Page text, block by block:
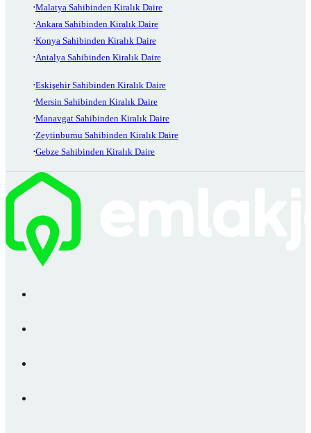
Malatya Sahibinden Kiralık Daire
Ankara Sahibinden Kiralık Daire
Konya Sahibinden Kiralık Daire
Antalya Sahibinden Kiralık Daire
Eskişehir Sahibinden Kiralık Daire
Mersin Sahibinden Kiralık Daire
Manavgat Sahibinden Kiralık Daire
Zeytinburnu Sahibinden Kiralık Daire
Gebze Sahibinden Kiralık Daire